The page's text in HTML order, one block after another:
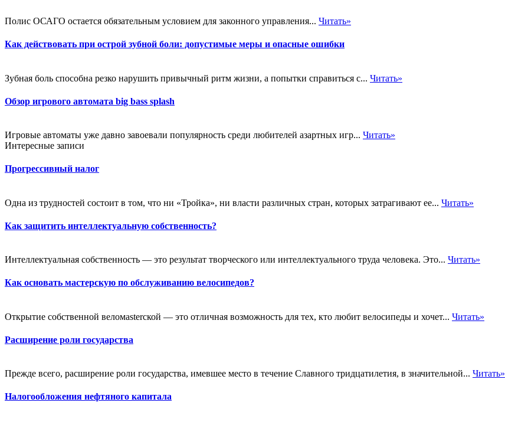
Полис ОСАГО остается обязательным условием для законного управления... Читать»
Как действовать при острой зубной боли: допустимые меры и опасные ошибки
Зубная боль способна резко нарушить привычный ритм жизни, а попытки справиться с... Читать»
Обзор игрового автомата big bass splash
Игровые автоматы уже давно завоевали популярность среди любителей азартных игр... Читать»
Интересные записи
Прогрессивный налог
Одна из трудностей состоит в том, что ни «Тройка», ни власти различных стран, которых затрагивают ее... Читать»
Как защитить интеллектуальную собственность?
Интеллектуальная собственность — это результат творческого или интеллектуального труда человека. Это... Читать»
Как основать мастерскую по обслуживанию велосипедов?
Открытие собственной веломasterской — это отличная возможность для тех, кто любит велосипеды и хочет... Читать»
Расширение роли государства
Прежде всего, расширение роли государства, имевшее место в течение Славного тридцатилетия, в значительной... Читать»
Налогообложения нефтяного капитала